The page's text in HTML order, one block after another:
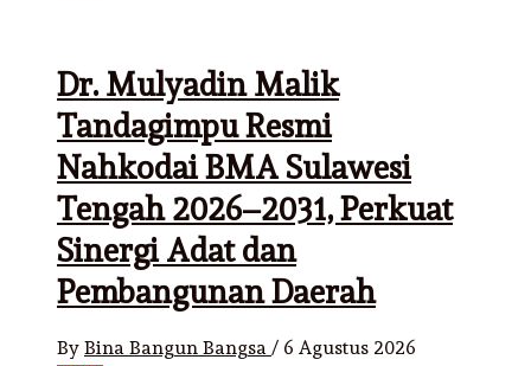
Dr. Mulyadin Malik
Tandagimpu Resmi
Nahkodai BMA Sulawesi
Tengah 2026–2031, Perkuat
Sinergi Adat dan
Pembangunan Daerah
By Bina Bangun Bangsa / 6 Agustus 2026